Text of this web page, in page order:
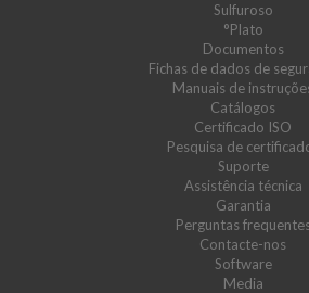
Sulfuroso
°Plato
Documentos
Fichas de dados de
Manuais de
Catálogos
Certificado ISO
Pesquisa de
Suporte
Assistência técnica
Garantia
Perguntas
Contacte-nos
Software
Media